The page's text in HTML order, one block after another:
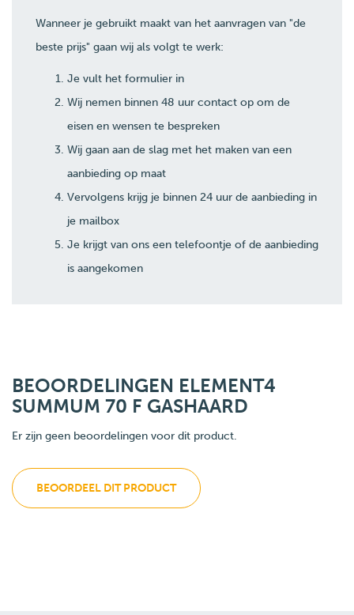
Wanneer je gebruikt maakt van het aanvragen van "de
beste prijs" gaan wij als volgt te werk:
Je vult het formulier in
Wij nemen binnen 48 uur contact op om de
eisen en wensen te bespreken
Wij gaan aan de slag met het maken van een
aanbieding op maat
Vervolgens krijg je binnen 24 uur de aanbieding in
je mailbox
Je krijgt van ons een telefoontje of de aanbieding
is aangekomen
BEOORDELINGEN ELEMENT4
SUMMUM 70 F GASHAARD
Er zijn geen beoordelingen voor dit product.
BEOORDEEL DIT PRODUCT